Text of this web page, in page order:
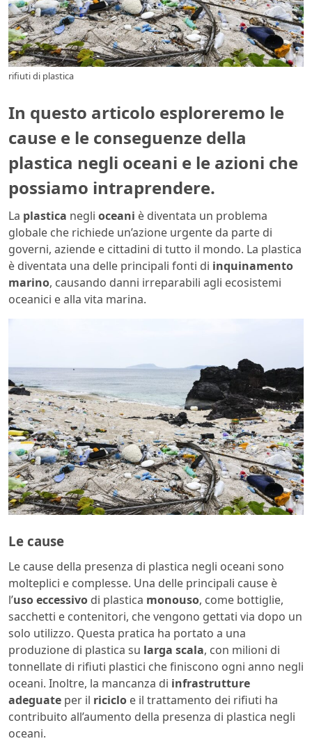
rifiuti di plastica
In questo articolo esploreremo le
cause e le conseguenze della
plastica negli oceani e le azioni che
possiamo intraprendere.
La plastica negli oceani è diventata un problema
globale che richiede un’azione urgente da parte di
governi, aziende e cittadini di tutto il mondo. La plastica
è diventata una delle principali fonti di inquinamento
marino, causando danni irreparabili agli ecosistemi
oceanici e alla vita marina.
Le cause
Le cause della presenza di plastica negli oceani sono
molteplici e complesse. Una delle principali cause è
l’uso eccessivo di plastica monouso, come bottiglie,
sacchetti e contenitori, che vengono gettati via dopo un
solo utilizzo. Questa pratica ha portato a una
produzione di plastica su larga scala, con milioni di
tonnellate di rifiuti plastici che finiscono ogni anno negli
oceani. Inoltre, la mancanza di infrastrutture
adeguate per il riciclo e il trattamento dei rifiuti ha
contribuito all’aumento della presenza di plastica negli
oceani.